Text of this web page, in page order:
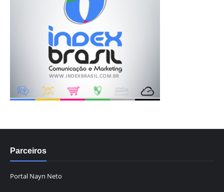
Parceiros
Portal Nayn Neto